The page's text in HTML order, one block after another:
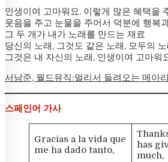
인생이여 고마워요. 이렇게 많은 혜택을
웃음을 주고 눈물을 주어서 덕분에 행복
그 두 개가 내가 노래를 만드는 재료
당신의 노래, 그것도 같은 노래, 모두의 노
그것은 내 자신의 노래, 인생이여 고마워
서남준, 월드뮤직:멀리서 들려오는 메아
스페인어 가사
Gracias a la vida que
me ha dado tanto,
has
much,